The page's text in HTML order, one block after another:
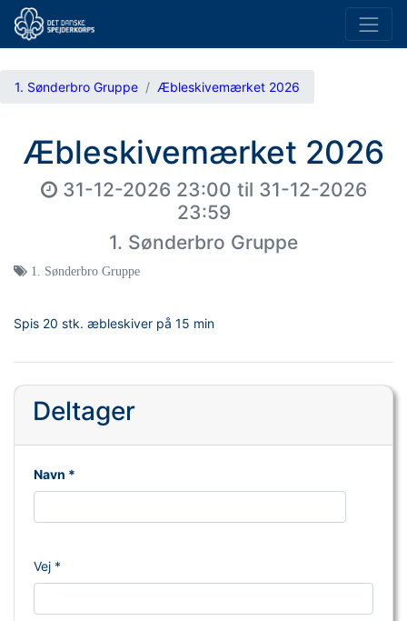
1. Sønderbro Gruppe Æbleskivemærket 2026
Æbleskivemærket 2026
31-12-2026 23:00 til 31-12-2026
23:59
1. Sønderbro Gruppe
1. Sønderbro Gruppe
Spis 20 stk. æbleskiver på 15 min
Deltager
Navn *
Vej *